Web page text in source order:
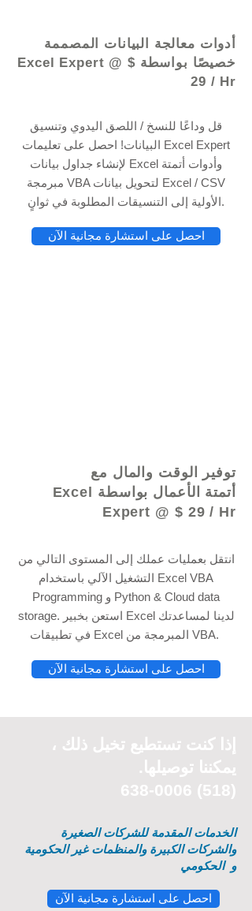
أدوات معالجة البيانات المصممة
خصيصًا بواسطة Excel Expert @ $
29 / Hr
قل وداعًا للنسخ / اللصق اليدوي وتنسيق
البيانات! احصل على تعليمات Excel Expert
لإنشاء جداول بيانات Excel وأدوات أتمتة
مبرمجة VBA لتحويل بيانات Excel / CSV
الأولية إلى التنسيقات المطلوبة في ثوانٍ.
احصل على استشارة مجانية الآن
توفير الوقت والمال مع
أتمتة الأعمال بواسطة Excel
Expert @ $ 29 / Hr
انتقل بعمليات عملك إلى المستوى التالي من
التشغيل الآلي باستخدام Excel VBA
Programming و Python & Cloud data
storage. استعن بخبير Excel لدينا لمساعدتك
في تطبيقات Excel المبرمجة من VBA.
احصل على استشارة مجانية الآن
إذا كنت تستطيع تخيل ذلك ،
يمكننا توصيلها.
(518) 638-0006
الخدمات المقدمة للشركات الصغيرة
والشركات الكبيرة والمنظمات غير الحكومية
و الحكومي
احصل على استشارة مجانية الآن